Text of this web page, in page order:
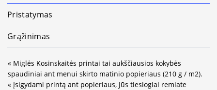
Pristatymas
Grąžinimas
« Miglės Kosinskaitės printai tai aukščiausios kokybės
spaudiniai ant menui skirto matinio popieriaus (210 g / m2).
« Įsigydami printą ant popieriaus, Jūs tiesiogiai remiate